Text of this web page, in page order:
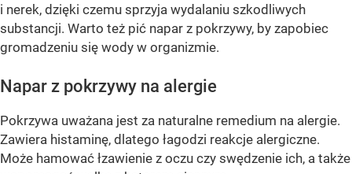
i nerek, dzięki czemu sprzyja wydalaniu szkodliwych
substancji. Warto też pić napar z pokrzywy, by zapobiec
gromadzeniu się wody w organizmie.
Napar z pokrzywy na alergie
Pokrzywa uważana jest za naturalne remedium na alergie.
Zawiera histaminę, dlatego łagodzi reakcje alergiczne.
Może hamować łzawienie z oczu czy swędzenie ich, a także